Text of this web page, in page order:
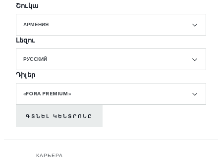
Շուկա
АРМЕНИЯ
Լեզու
РУССКИЙ
Դիլեր
«FORA PREMIUM»
ԳՏՆԵԼ ԿԵՆՏՐՈՆԸ
КАРЬЕРА